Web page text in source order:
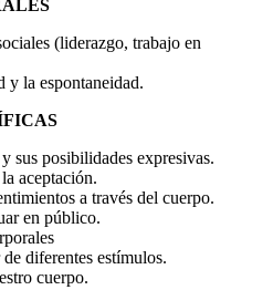
(liderazgo, trabajo en
y la espontaneidad.
sus posibilidades expresivas.
aceptación.
a través del cuerpo.
en público.
diferentes estímulos.
cuerpo.